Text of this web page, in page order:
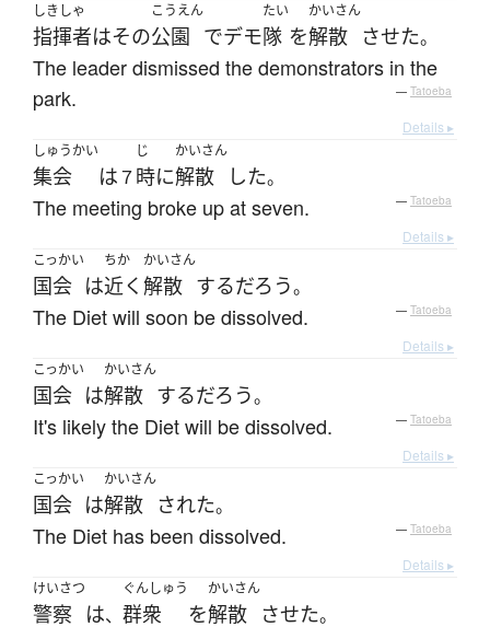
しきしゃ
指揮者はその
こうえん
公園 でデモ
たい
隊 を
かいさん
解散 させた。
The leader dismissed the demonstrators in the
park.
— Tatoeba
Details ▸
しゅうかい
集会 は７
じ
時に
かいさん
解散 した。
The meeting broke up at seven. — Tatoeba
Details ▸
こっかい
国会 は
ちか
近く
かいさん
解散 するだろう。
The Diet will soon be dissolved. — Tatoeba
Details ▸
こっかい
国会 は
かいさん
解散 するだろう。
It's likely the Diet will be dissolved. — Tatoeba
Details ▸
こっかい
国会 は
かいさん
解散 された。
The Diet has been dissolved. — Tatoeba
Details ▸
けいさつ
警察 は、
ぐんしゅう
群衆 を
かいさん
解散 させた。